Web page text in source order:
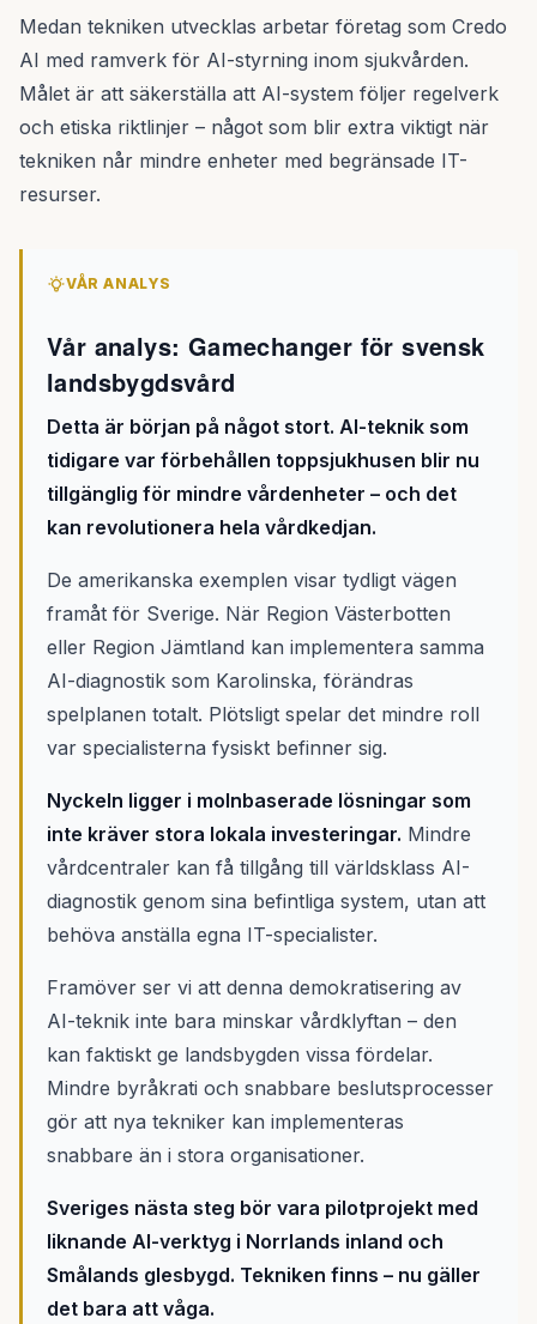
Medan tekniken utvecklas arbetar företag som Credo
AI med ramverk för AI-styrning inom sjukvården.
Målet är att säkerställa att AI-system följer regelverk
och etiska riktlinjer – något som blir extra viktigt när
tekniken når mindre enheter med begränsade IT-
resurser.
VÅR ANALYS
Vår analys: Gamechanger för svensk
landsbygdsvård
Detta är början på något stort. AI-teknik som
tidigare var förbehållen toppsjukhusen blir nu
tillgänglig för mindre vårdenheter – och det
kan revolutionera hela vårdkedjan.
De amerikanska exemplen visar tydligt vägen
framåt för Sverige. När Region Västerbotten
eller Region Jämtland kan implementera samma
AI-diagnostik som Karolinska, förändras
spelplanen totalt. Plötsligt spelar det mindre roll
var specialisterna fysiskt befinner sig.
Nyckeln ligger i molnbaserade lösningar som
inte kräver stora lokala investeringar. Mindre
vårdcentraler kan få tillgång till världsklass AI-
diagnostik genom sina befintliga system, utan att
behöva anställa egna IT-specialister.
Framöver ser vi att denna demokratisering av
AI-teknik inte bara minskar vårdklyftan – den
kan faktiskt ge landsbygden vissa fördelar.
Mindre byråkrati och snabbare beslutsprocesser
gör att nya tekniker kan implementeras
snabbare än i stora organisationer.
Sveriges nästa steg bör vara pilotprojekt med
liknande AI-verktyg i Norrlands inland och
Smålands glesbygd. Tekniken finns – nu gäller
det bara att våga.